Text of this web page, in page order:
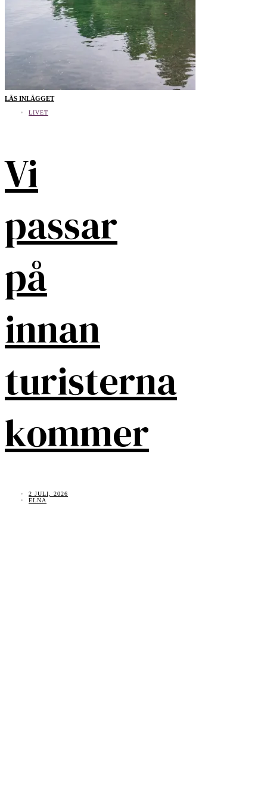
LÄS INLÄGGET
LIVET
Vi
passar
på
innan
turisterna
kommer
2 JULI, 2026
ELNA